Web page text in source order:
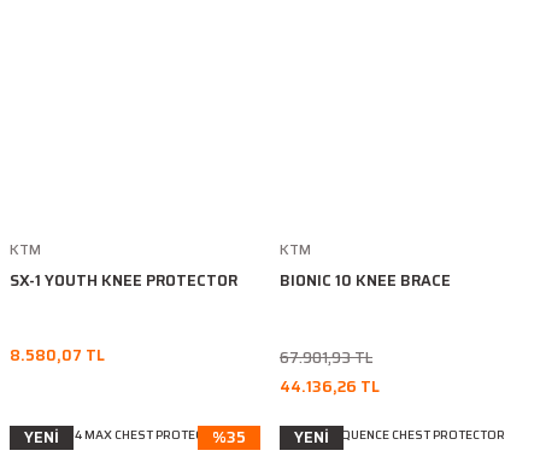
KTM
SX-1 YOUTH KNEE PROTECTOR
8.580,07 TL
KTM
BIONIC 10 KNEE BRACE
67.901,93 TL
44.136,26 TL
YENİ
%35 YENİ